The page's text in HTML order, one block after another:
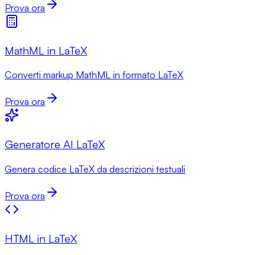
Prova ora
MathML in LaTeX
Converti markup MathML in formato LaTeX
Prova ora
Generatore AI LaTeX
Genera codice LaTeX da descrizioni testuali
Prova ora
HTML in LaTeX